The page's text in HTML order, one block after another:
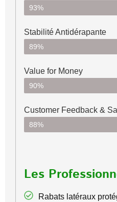
93%
Stabilité Antidérapante
89%
Value for Money
90%
Customer Feedback &
88%
Les
Rabats latéraux